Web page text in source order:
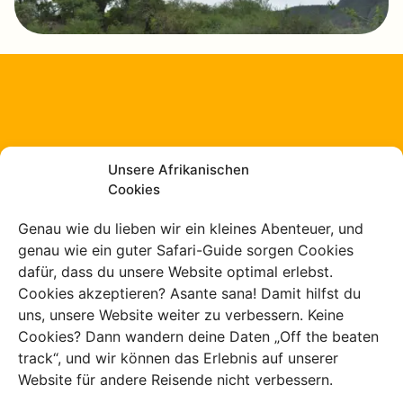
Unsere Afrikanischen
Cookies
Genau wie du lieben wir ein kleines Abenteuer, und
genau wie ein guter Safari-Guide sorgen Cookies
dafür, dass du unsere Website optimal erlebst.
Cookies akzeptieren? Asante sana! Damit hilfst du
uns, unsere Website weiter zu verbessern. Keine
Cookies? Dann wandern deine Daten „Off the beaten
track“, und wir können das Erlebnis auf unserer
Website für andere Reisende nicht verbessern.
Charlies Art des
Reisens
Unser Team lebt und
arbeitet in Afrika